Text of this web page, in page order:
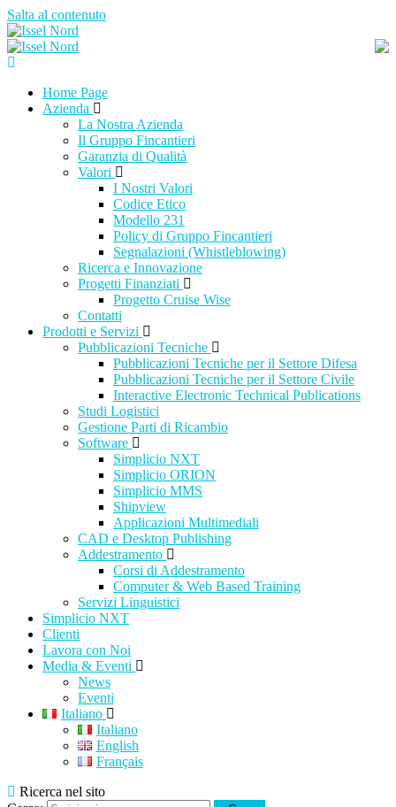
Salta al contenuto
Home Page
Azienda
La Nostra Azienda
Il Gruppo Fincantieri
Garanzia di Qualità
Valori
I Nostri Valori
Codice Etico
Modello 231
Policy di Gruppo Fincantieri
Segnalazioni (Whistleblowing)
Ricerca e Innovazione
Progetti Finanziati
Progetto Cruise Wise
Contatti
Prodotti e Servizi
Pubblicazioni Tecniche
Pubblicazioni Tecniche per il Settore Difesa
Pubblicazioni Tecniche per il Settore Civile
Interactive Electronic Technical Publications
Studi Logistici
Gestione Parti di Ricambio
Software
Simplicio NXT
Simplicio ORION
Simplicio MMS
Shipview
Applicazioni Multimediali
CAD e Desktop Publishing
Addestramento
Corsi di Addestramento
Computer & Web Based Training
Servizi Linguistici
Simplicio NXT
Clienti
Lavora con Noi
Media & Eventi
News
Eventi
Italiano
Italiano
English
Français
Ricerca nel sito